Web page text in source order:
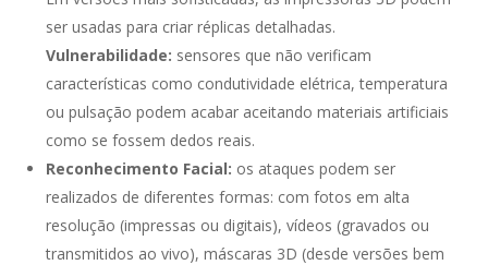
ser usadas para criar réplicas detalhadas.
Vulnerabilidade: sensores que não verificam
características como condutividade elétrica, temperatura
ou pulsação podem acabar aceitando materiais artificiais
como se fossem dedos reais.
Reconhecimento Facial: os ataques podem ser
realizados de diferentes formas: com fotos em alta
resolução (impressas ou digitais), vídeos (gravados ou
transmitidos ao vivo), máscaras 3D (desde versões bem